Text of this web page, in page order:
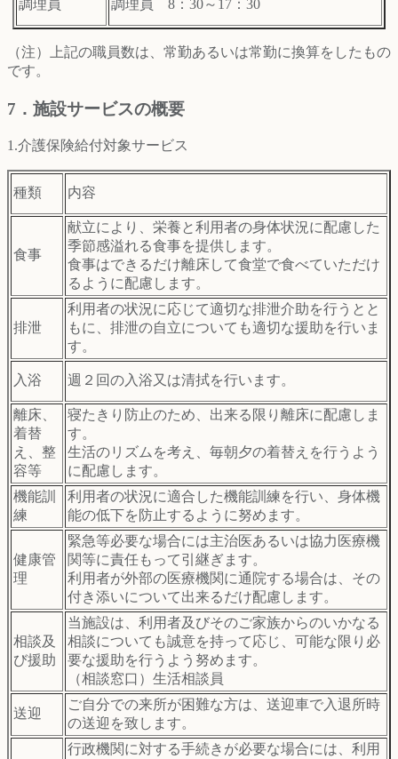
調理員 調理員 8：30～17：30
（注）上記の職員数は、常勤あるいは常勤に換算をしたもの
です。
7．施設サービスの概要
1.介護保険給付対象サービス
種類 内容
食事
献立により、栄養と利用者の身体状況に配慮した
季節感溢れる食事を提供します。
食事はできるだけ離床して食堂で食べていただけ
るように配慮します。
排泄
利用者の状況に応じて適切な排泄介助を行うとと
もに、排泄の自立についても適切な援助を行いま
す。
入浴 週２回の入浴又は清拭を行います。
離床、
着替
え、整
容等
寝たきり防止のため、出来る限り離床に配慮しま
す。
生活のリズムを考え、毎朝夕の着替えを行うよう
に配慮します。
機能訓
練
利用者の状況に適合した機能訓練を行い、身体機
能の低下を防止するように努めます。
健康管
理
緊急等必要な場合には主治医あるいは協力医療機
関等に責任もって引継ぎます。
利用者が外部の医療機関に通院する場合は、その
付き添いについて出来るだけ配慮します。
相談及
び援助
当施設は、利用者及びそのご家族からのいかなる
相談についても誠意を持って応じ、可能な限り必
要な援助を行うよう努めます。
（相談窓口）生活相談員
送迎
ご自分での来所が困難な方は、送迎車で入退所時
の送迎を致します。
行政機関に対する手続きが必要な場合には、利用